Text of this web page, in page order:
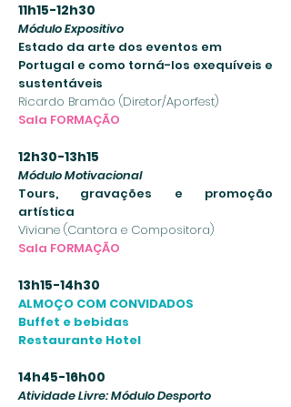
11h15-12h30
Módulo Expositivo
Estado da arte dos eventos em
Portugal e como torná-los exequíveis e
sustentáveis
Ricardo Bramão (Diretor/Aporfest)
Sala FORMAÇÃO
12h30-13h15
Módulo Motivacional
Tours, gravações e promoção
artística
Viviane (Cantora e Compositora)
Sala FORMAÇÃO
13h15-14h30
ALMOÇO COM CONVIDADOS
Buffet e bebidas
Restaurante Hotel
14h45-16h00
Atividade Livre: Módulo Desporto